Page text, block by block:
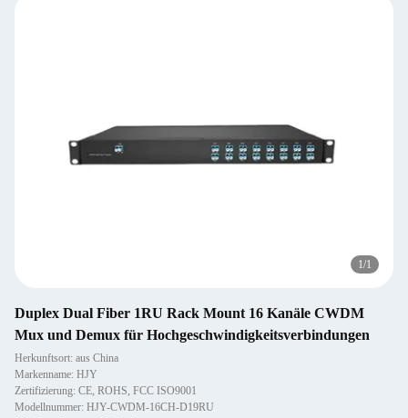
1/1
Duplex Dual Fiber 1RU Rack Mount 16 Kanäle CWDM
Mux und Demux für Hochgeschwindigkeitsverbindungen
Herkunftsort: aus China
Markenname: HJY
Zertifizierung: CE, ROHS, FCC ISO9001
Modellnummer: HJY-CWDM-16CH-D19RU